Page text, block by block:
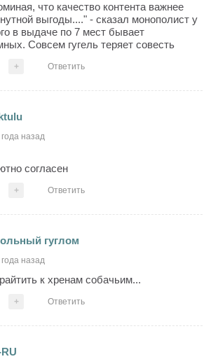
что качество контента важнее
выгоды...." - сказал монополист у
в выдаче по 7 мест бывает
Совсем гугель теряет совесть
+ Ответить
назад
согласен
+ Ответить
гуглом
назад
к хренам собачьим...
+ Ответить